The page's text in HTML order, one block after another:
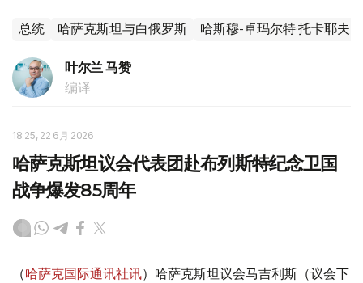
总统 哈萨克斯坦与白俄罗斯 哈斯穆-卓玛尔特·托卡耶夫
叶尔兰 马赞
编译
18:25, 22 6月 2026
哈萨克斯坦议会代表团赴布列斯特纪念卫国
战争爆发85周年
（哈萨克国际通讯社讯）哈萨克斯坦议会马吉利斯（议会下